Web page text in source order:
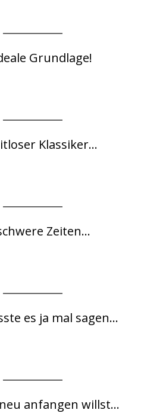
Grundlage!
Klassiker...
Zeiten...
es ja mal sagen...
anfangen willst...